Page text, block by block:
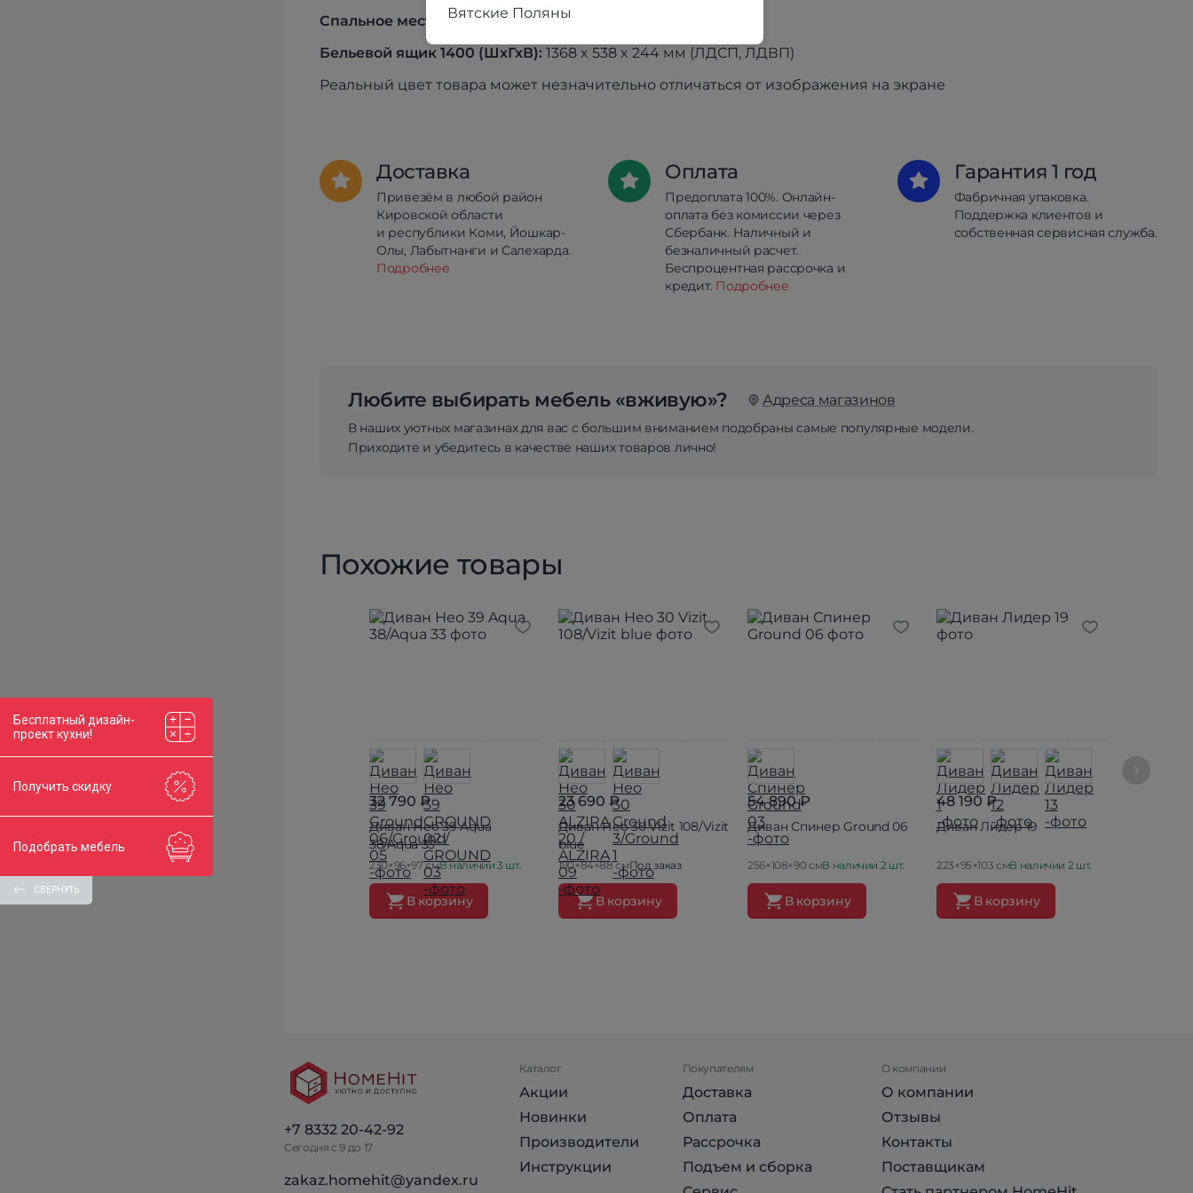
Спальное место(ШхГ):1200 х 1950 мм, 1400 х 1950 мм
Бельевой ящик 1400 (ШхГхВ): 1368 x 538 x 244 мм (ЛДСП, ЛДВП)
Реальный цвет товара может незначительно отличаться от изображения на экране
Доставка
Привезём в любой район
Кировской области
и республики Коми, Йошкар-
Олы, Лабытнанги и Салехарда.
Подробнее
Оплата
Предоплата 100%. Онлайн-
оплата без комиссии через
Сбербанк. Наличный и
безналичный расчет.
Беспроцентная рассрочка и
кредит. Подробнее
Гарантия 1 год
Фабричная упаковка.
Поддержка клиентов и
собственная сервисная служба.
Любите выбирать мебель «вживую»? Адреса магазинов
В наших уютных магазинах для вас с большим вниманием подобраны самые популярные модели.
Приходите и убедитесь в качестве наших товаров лично!
Похожие товары
32 790 ₽
Диван Нео 39 Aqua
38/Aqua 33
230×96×97 смВ наличии 3 шт.
В корзину
23 690 ₽
Диван Нео 30 Vizit 108/Vizit
blue
190×84×88 смПод заказ
В корзину
54 890 ₽
Диван Спинер Ground 06
256×108×90 смВ наличии 2 шт.
В корзину
48 190 ₽
Диван Лидер 19
223×95×103 смВ наличии 2 шт.
В корзину
Вятские Поляны
+7 8332 20-42-92
Сегодня с 9 до 17
zakaz.homehit@yandex.ru
Каталог
Акции
Новинки
Производители
Инструкции
Покупателям
Доставка
Оплата
Рассрочка
Подъем и сборка
О компании
О компании
Отзывы
Контакты
Поставщикам
Бесплатный дизайн-
проект кухни!
Получить скидку
Подобрать мебель
СВЕРНУТЬ